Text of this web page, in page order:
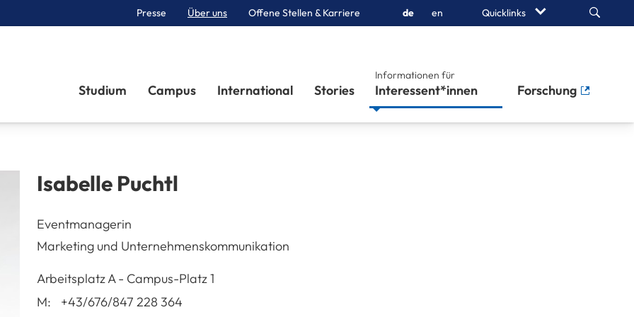
Presse Über uns Offene Stellen & Karriere de en Quicklinks Search
Studium Campus International Stories
Informationen für
Interessent*innen Forschung
Isabelle Puchtl
Eventmanagerin
Marketing und Unternehmenskommunikation
ArbeitsplatzA - Campus-Platz 1A-3100
St. Pölten
M:
+43/676/847 228 364